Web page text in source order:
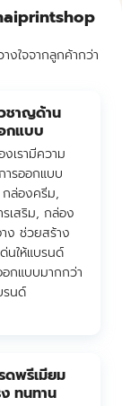
งใจจากลูกค้ากว่า
ชาญด้าน
กแบบ
เรามีความ
ารออกแบบ
ล่องครีม,
รเสริม, กล่อง
ง ช่วยสร้าง
นให้แบรนด์
กแบบมากกว่า
รนด์
ดพรีเมียม
ทนทาน